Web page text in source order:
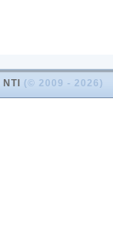
NTI (© 2009 - 2026)